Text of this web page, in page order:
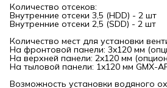
Количество отсеков:
Внутренние отсеки 3,5 (HDD) - 2 шт
Внутренние отсеки 2,5 (SDD) - 2 шт
Количество мест для установки
На фронтовой панели: 3x120 мм
На верхней панели: 2x120 мм
На тыловой панели: 1x120 мм GMX-
Возможность установки водяного